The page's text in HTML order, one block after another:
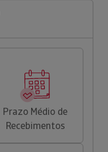
Prazo Médio de
Recebimentos